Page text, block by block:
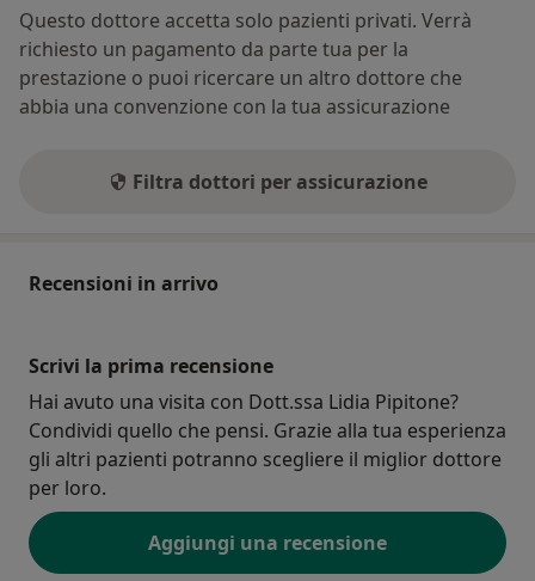
Questo dottore accetta solo pazienti privati. Verrà
richiesto un pagamento da parte tua per la
prestazione o puoi ricercare un altro dottore che
abbia una convenzione con la tua assicurazione
Filtra dottori per assicurazione
Recensioni in arrivo
Scrivi la prima recensione
Hai avuto una visita con Dott.ssa Lidia Pipitone?
Condividi quello che pensi. Grazie alla tua esperienza
gli altri pazienti potranno scegliere il miglior dottore
per loro.
Aggiungi una recensione